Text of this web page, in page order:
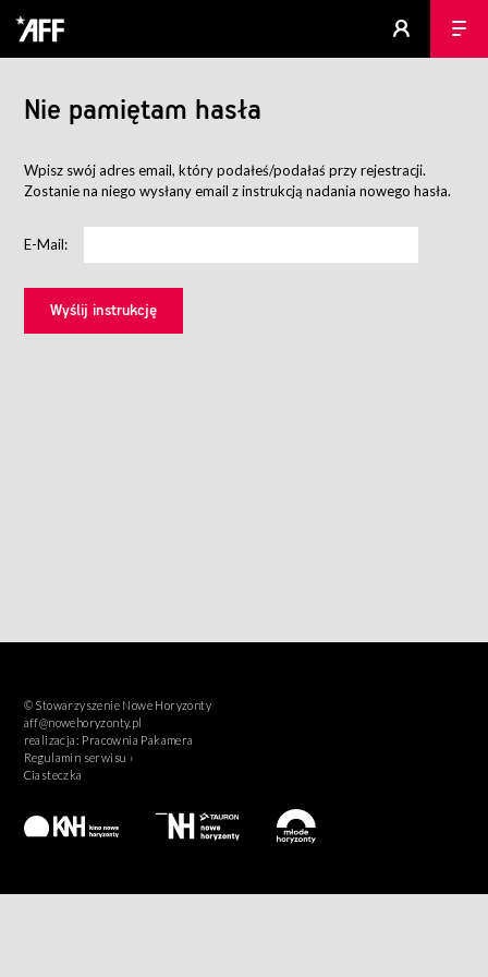
Nie pamiętam hasła
Wpisz swój adres email, który podałeś/podałaś przy rejestracji.
Zostanie na niego wysłany email z instrukcją nadania nowego hasła.
E-Mail:
© Stowarzyszenie Nowe Horyzonty
aff@nowehoryzonty.pl
realizacja: Pracownia Pakamera
Regulamin serwisu ›
Ciasteczka